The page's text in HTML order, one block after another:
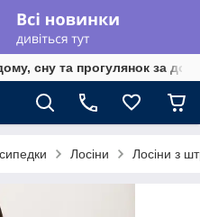
сну та прогулянок за
Лосіни Лосіни з